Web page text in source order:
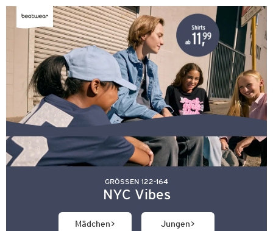
GRÖSSEN 122-164
NYC Vibes
Mädchen Jungen